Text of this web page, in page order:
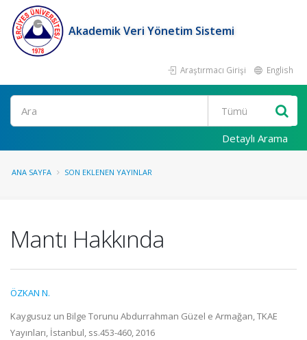
Akademik Veri Yönetim Sistemi
Araştırmacı Girişi English
Ara
Detaylı Arama
ANA SAYFA SON EKLENEN YAYINLAR
Mantı Hakkında
ÖZKAN N.
Kaygusuz un Bilge Torunu Abdurrahman Güzel e Armağan, TKAE
Yayınları, İstanbul, ss.453-460, 2016